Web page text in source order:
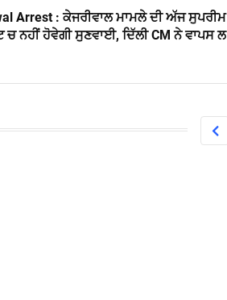
Arrest : ਕੇਜਰੀਵਾਲ ਮਾਮਲੇ ਦੀ ਅੱਜ ਸੁਪਰੀਮ
ਚ ਨਹੀਂ ਹੋਵੇਗੀ ਸੁਣਵਾਈ, ਦਿੱਲੀ CM ਨੇ ਵਾਪਸ ਲ